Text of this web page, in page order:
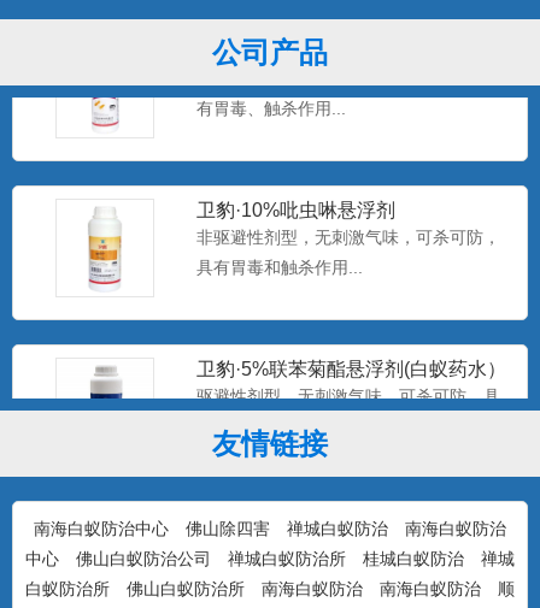
公司产品
卫豹·卫喜2.5%氟虫腈悬浮剂
非驱避剂型，无刺激气味，可杀可防，具
有胃毒、触杀作用...
卫豹·10%吡虫啉悬浮剂
非驱避性剂型，无刺激气味，可杀可防，
具有胃毒和触杀作用...
卫豹·5%联苯菊酯悬浮剂(白蚁药水）
驱避性剂型，无刺激气味，可杀可防，具
康宇·白浪15%吡虫啉悬浮剂（白蚁
药）
防治对象：装修预防、活蚁杀灭、树木防
治...
友情链接
南海白蚁防治中心 佛山除四害 禅城白蚁防治
南海白蚁防治
中心
佛山白蚁防治公司 禅城白蚁防治所 桂城白蚁防治
禅城
白蚁防治所
佛山白蚁防治所 南海白蚁防治 南海白蚁防治
顺